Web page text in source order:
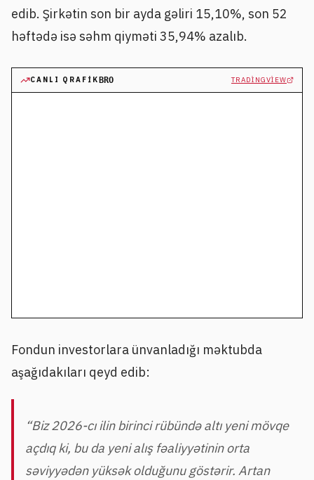
edib. Şirkətin son bir ayda gəliri 15,10%, son 52
həftədə isə səhm qiyməti 35,94% azalıb.
CANLI QRAFIK BRO TRADINGVIEW
Fondun investorlara ünvanladığı məktubda
aşağıdakıları qeyd edib:
“Biz 2026-cı ilin birinci rübündə altı yeni mövqe
açdıq ki, bu da yeni alış fəaliyyətinin orta
səviyyədən yüksək olduğunu göstərir. Artan